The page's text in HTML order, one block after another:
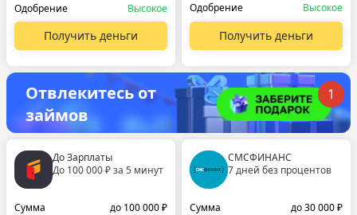
Одобрение
Высокое
Получить деньги
Одобрение
Высокое
Получить деньги
Отвлекитесь от
займов
1
До Зарплаты
До 100 000 ₽ за 5 минут
Сумма
до 100 000 ₽
СМСФИНАНС
7 дней без процентов
Сумма
до 30 000 ₽